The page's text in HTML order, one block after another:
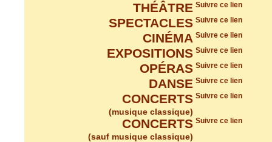
THÉÂTRE Suivre ce lien
SPECTACLES Suivre ce lien
CINÉMA Suivre ce lien
EXPOSITIONS Suivre ce lien
OPÉRAS Suivre ce lien
DANSE Suivre ce lien
CONCERTS
(musique classique)
Suivre ce lien
CONCERTS
(sauf musique classique)
Suivre ce lien